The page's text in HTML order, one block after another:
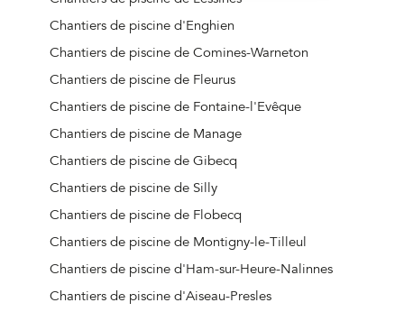
Chantiers de piscine d'Enghien
Chantiers de piscine de Comines-Warneton
Chantiers de piscine de Fleurus
Chantiers de piscine de Fontaine-l'Evêque
Chantiers de piscine de Manage
Chantiers de piscine de Gibecq
Chantiers de piscine de Silly
Chantiers de piscine de Flobecq
Chantiers de piscine de Montigny-le-Tilleul
Chantiers de piscine d'Ham-sur-Heure-Nalinnes
Chantiers de piscine d'Aiseau-Presles